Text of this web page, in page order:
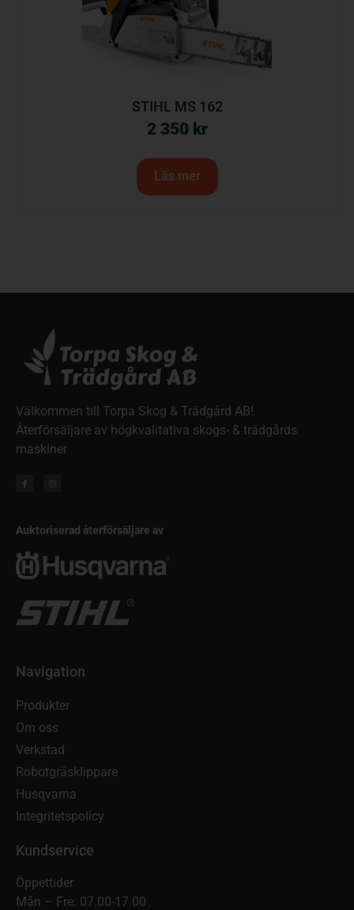
STIHL MS 162
2 350 kr
Läs mer
Välkommen till Torpa Skog & Trädgård AB!
Återförsäljare av högkvalitativa skogs- & trädgårds
maskiner
Auktoriserad återförsäljare av
Navigation
Produkter
Om oss
Verkstad
Robotgräsklippare
Husqvarna
Integritetspolicy
Kundservice
Öppettider
Mån – Fre: 07.00-17.00